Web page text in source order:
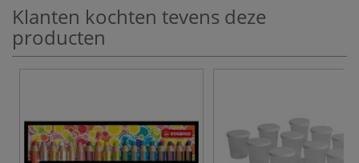
Klanten kochten tevens deze
producten